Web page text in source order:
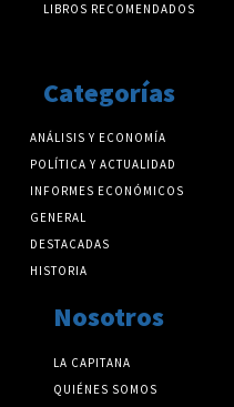
LIBROS RECOMENDADOS
Categorías
ANÁLISIS Y ECONOMÍA
POLÍTICA Y ACTUALIDAD
INFORMES ECONÓMICOS
GENERAL
DESTACADAS
HISTORIA
Nosotros
LA CAPITANA
QUIÉNES SOMOS